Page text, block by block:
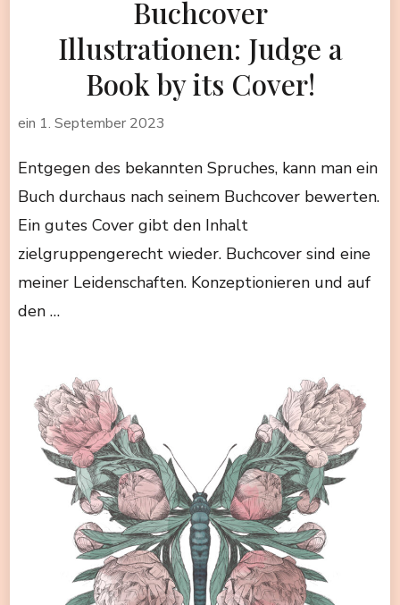
Buchcover
Illustrationen: Judge a
Book by its Cover!
ein 1. September 2023
Entgegen des bekannten Spruches, kann man ein
Buch durchaus nach seinem Buchcover bewerten.
Ein gutes Cover gibt den Inhalt
zielgruppengerecht wieder. Buchcover sind eine
meiner Leidenschaften. Konzeptionieren und auf
den …